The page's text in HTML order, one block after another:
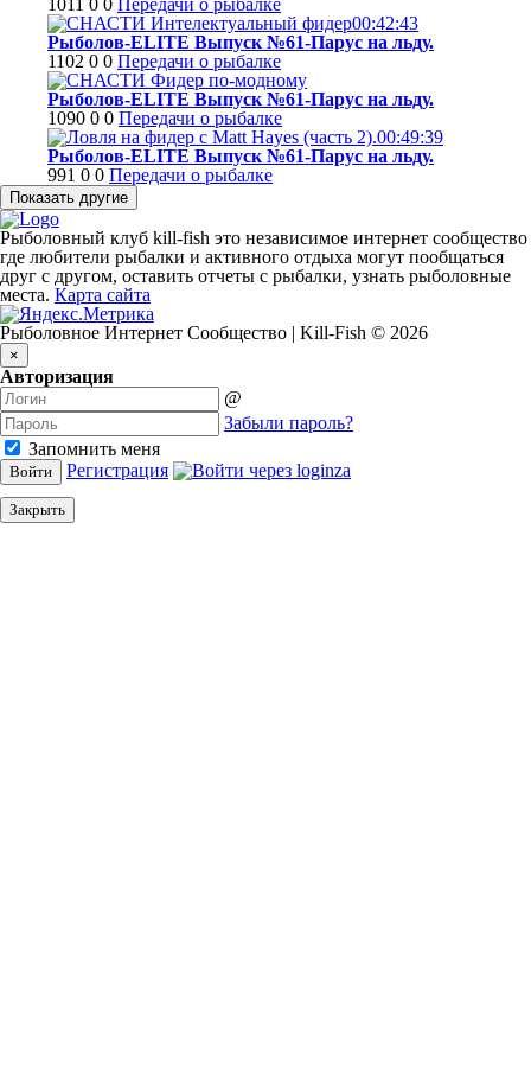
1011 0 0 Передачи о рыбалке
00:42:43
Рыболов-ELITE Выпуск №61-Парус на льду.
1102 0 0 Передачи о рыбалке
Рыболов-ELITE Выпуск №61-Парус на льду.
1090 0 0 Передачи о рыбалке
00:49:39
Рыболов-ELITE Выпуск №61-Парус на льду.
991 0 0 Передачи о рыбалке
Рыболовный клуб kill-fish это независимое интернет сообщество
где любители рыбалки и активного отдыха могут пообщаться
друг с другом, оставить отчеты с рыбалки, узнать рыболовные
места. Карта сайта
Рыболовное Интернет Сообщество | Kill-Fish © 2026
×
Авторизация
@
Забыли пароль?
Запомнить меня
Войти Регистрация
Закрыть